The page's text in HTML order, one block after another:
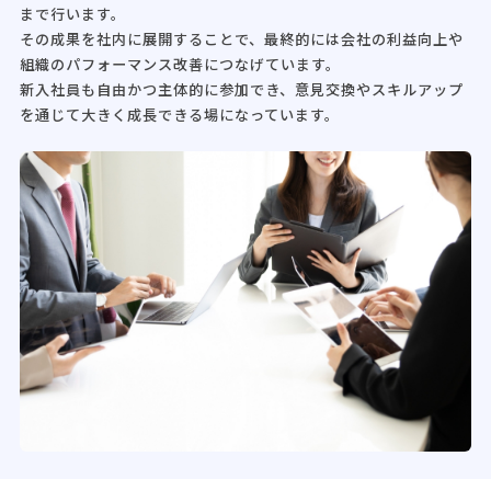
まで行います。
その成果を社内に展開することで、最終的には会社の利益向上や
組織のパフォーマンス改善につなげています。
新入社員も自由かつ主体的に参加でき、意見交換やスキルアップ
を通じて大きく成長できる場になっています。